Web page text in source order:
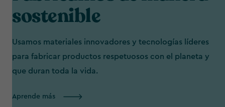
sostenible
Usamos materiales innovadores y tecnologías líderes
para fabricar productos respetuosos con el planeta y
que duran toda la vida.
Aprende más